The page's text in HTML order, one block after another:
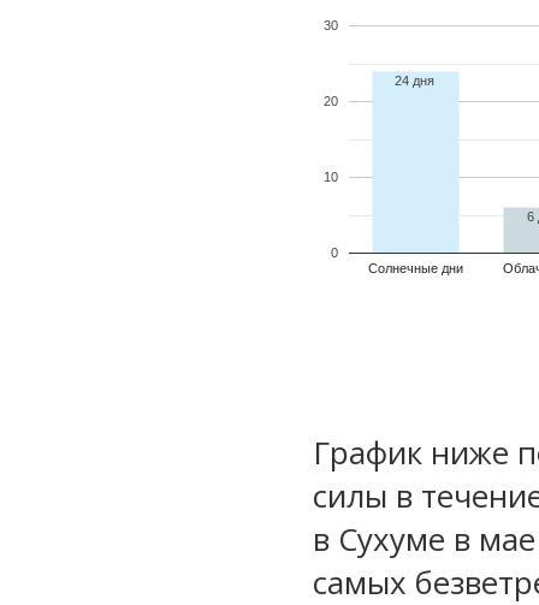
Солнечные дни
0
10
20
30
24 дня
6
График ниже
силы в
в Сухуме в
самых